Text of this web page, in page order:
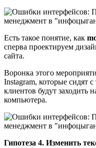
Есть такое понятие, как
сперва проектируем
сайта.
Воронка этого
Instagram, которые сидят
клиентов будут заходить
компьютера.
Гипотеза 4. Изменить